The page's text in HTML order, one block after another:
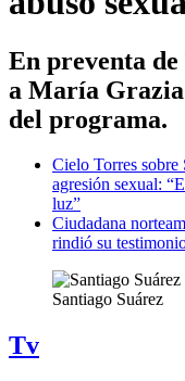
En preventa de
a María Grazia
del programa.
Cielo Torres sobre
agresión sexual:
luz”
Ciudadana
rindió su
Santiago Suárez
Tv